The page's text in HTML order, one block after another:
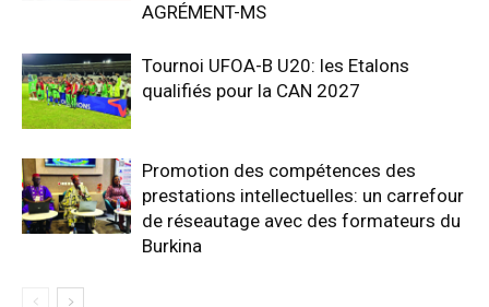
AGRÉMENT-MS
Tournoi UFOA-B U20: les Etalons
qualifiés pour la CAN 2027
Promotion des compétences des
prestations intellectuelles: un carrefour
de réseautage avec des formateurs du
Burkina